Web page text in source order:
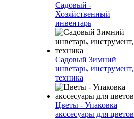
Садовый -
Хозяйственный
инвентарь
Садовый Зимний
инветарь, инструмент,
техника
Цветы - Упаковка
акссесуары для цветов